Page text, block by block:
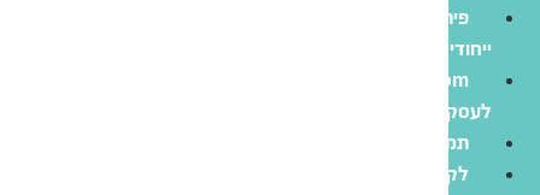
פיתוח
ייחודי
Zoom
לעסקים
תמיכה
לקוחות